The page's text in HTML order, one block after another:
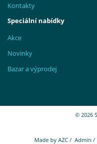
Kontakty
Speciální nabídky
Akce
Novinky
Bazar a výprodej
© 2026
Made by AZC/ Admin /